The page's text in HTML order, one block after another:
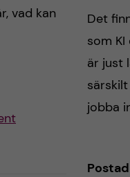
vad kan
Det
som
är just
jobba